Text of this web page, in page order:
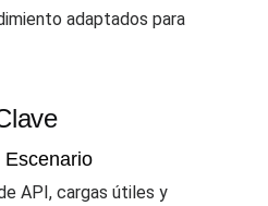
adaptados para
Escenario
API, cargas útiles y